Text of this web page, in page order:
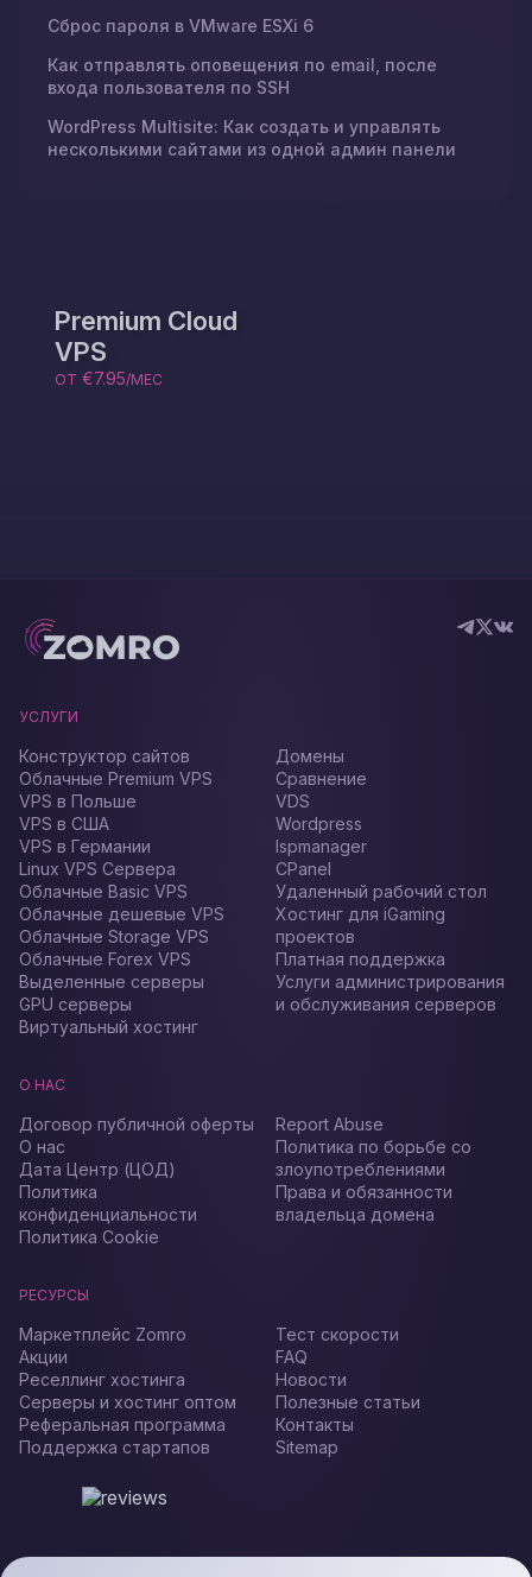
Сброс пароля в VMware ESXi 6
Как отправлять оповещения по email, после
входа пользователя по SSH
WordPress Multisite: Как создать и управлять
несколькими сайтами из одной админ панели
Premium Cloud
VPS
ОТ €7.95/МЕС
УСЛУГИ
Конструктор сайтов
Облачные Premium VPS
VPS в Польше
VPS в США
VPS в Германии
Linux VPS Сервера
Облачные Basic VPS
Облачные дешевые VPS
Облачные Storage VPS
Облачные Forex VPS
Выделенные серверы
GPU серверы
Виртуальный хостинг
Домены
Сравнение
VDS
Wordpress
Ispmanager
CPanel
Удаленный рабочий стол
Хостинг для iGaming
проектов
Платная поддержка
Услуги администрирования
и обслуживания серверов
О НАС
Договор публичной оферты
О нас
Дата Центр (ЦОД)
Политика
конфиденциальности
Политика Cookie
Report Abuse
Политика по борьбе со
злоупотреблениями
Права и обязанности
владельца домена
РЕСУРСЫ
Маркетплейс Zomro
Акции
Реселлинг хостинга
Серверы и хостинг оптом
Реферальная программа
Поддержка стартапов
Тест скорости
FAQ
Новости
Полезные статьи
Контакты
Sitemap